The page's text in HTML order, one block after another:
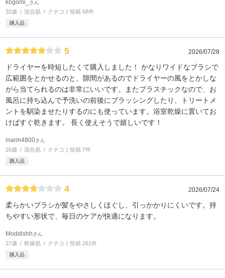
kogomi_ さん
32歳 混合肌 クチコミ投稿 68件
購入品
5 2026/07/28
ドライヤーを時短したくて購入しました！ かなりワイドなブラシで
広範囲をとかせるのと、隙間があるのでドライヤーの風をとかしな
がら当てられるのは非常にいいです。またプラスチックなので、お
風呂に持ち込んで予洗いの前後にブラッシングしたり、トリートメ
ントを馴染ませたりするのにも使っています。浴室乾燥に置いてお
けばすぐ乾きます。 長く使えそうで嬉しいです！
marin4800さん
26歳 混合肌 クチコミ投稿 7件
購入品
4 2026/07/24
柔らかいブラシが髪をやさしくほぐし、引っかかりにくいです。持
ちやすい形状で、毎日のケアが快適になります。
Moddishhさん
37歳 乾燥肌 クチコミ投稿 261件
購入品